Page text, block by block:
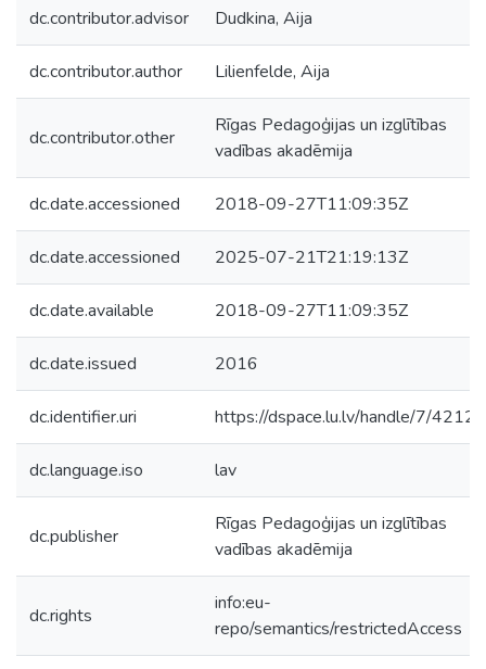
dc.contributor.advisor Dudkina, Aija
dc.contributor.author Lilienfelde, Aija
dc.contributor.other
Rīgas Pedagoģijas un izglītības
vadības akadēmija
dc.date.accessioned 2018-09-27T11:09:35Z
dc.date.accessioned 2025-07-21T21:19:13Z
dc.date.available 2018-09-27T11:09:35Z
dc.date.issued 2016
dc.identifier.uri https://dspace.lu.lv/handle/7/42129
dc.language.iso lav
dc.publisher
Rīgas Pedagoģijas un izglītības
vadības akadēmija
dc.rights
info:eu-
repo/semantics/restrictedAccess